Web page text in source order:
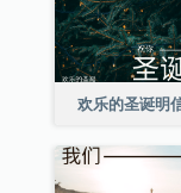
欢乐的圣诞明